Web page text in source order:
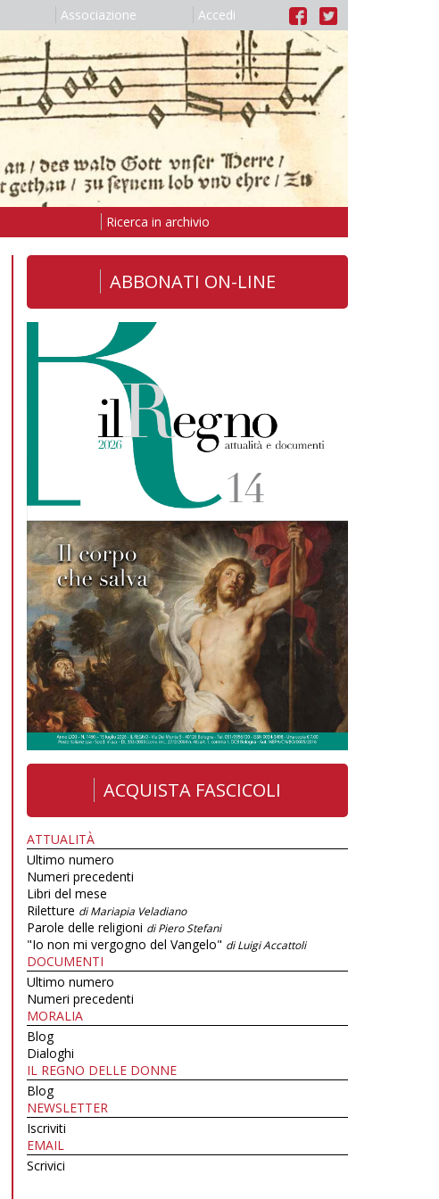
Associazione Accedi
Ricerca in archivio
ABBONATI ON-LINE
ACQUISTA FASCICOLI
ATTUALITÀ
Ultimo numero
Numeri precedenti
Libri del mese
Riletture di Mariapia Veladiano
Parole delle religioni di Piero Stefani
"Io non mi vergogno del Vangelo" di Luigi Accattoli
DOCUMENTI
Ultimo numero
Numeri precedenti
MORALIA
Blog
Dialoghi
IL REGNO DELLE DONNE
Blog
NEWSLETTER
Iscriviti
EMAIL
Scrivici